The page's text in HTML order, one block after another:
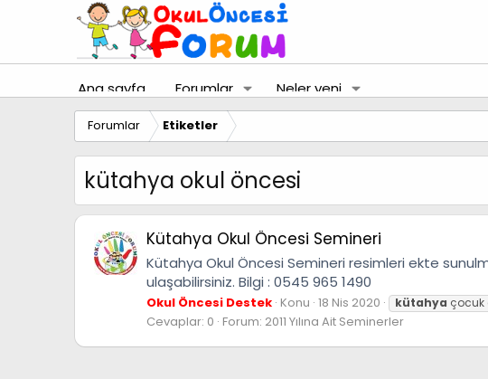
Ana sayfa Forumlar Neler yeni
Forumlar Etiketler
kütahya okul öncesi
Kütahya Okul Öncesi Semineri
Kütahya Okul Öncesi Semineri resimleri ekte
ulaşabilirsiniz. Bilgi : 0545 965 1490
Okul Öncesi Destek Konu 18 Nis 2020 kütahya çocuk
Cevaplar: 0 Forum: 2011 Yılına Ait Seminerler